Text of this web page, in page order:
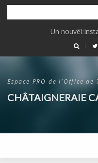
Skip
Taxe
Un nouvel
Espace PRO de l'Office de
CHÂTAIGNERAIE